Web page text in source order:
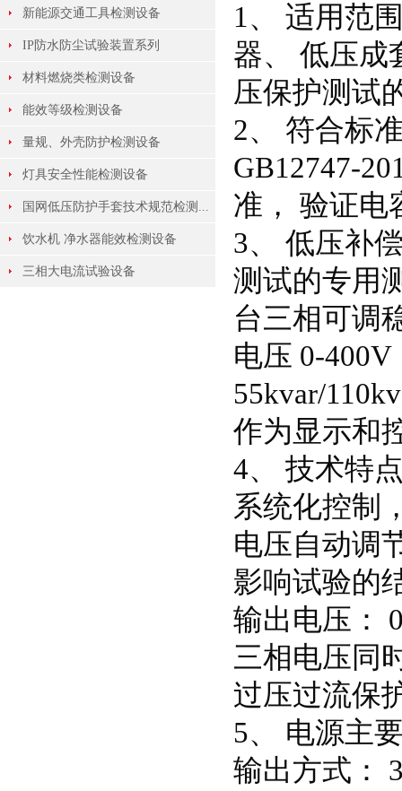
新能源交通工具检测设备
IP防水防尘试验装置系列
材料燃烧类检测设备
能效等级检测设备
量规、外壳防护检测设备
灯具安全性能检测设备
国网低压防护手套技术规范检测...
饮水机 净水器能效检测设备
三相大电流试验设备
1、 适用范
器、 低压成
压保护测试
2、 符合标
GB12747-
准， 验证电
3、 低压补
测试的专用
台三相可调
电压 0-
55kvar/
作为显示和
4、 技术特
系统化控制
电压自动调
影响试验的
输出电压：
三相电压同
过压过流保
5、 电源主
输出方式：